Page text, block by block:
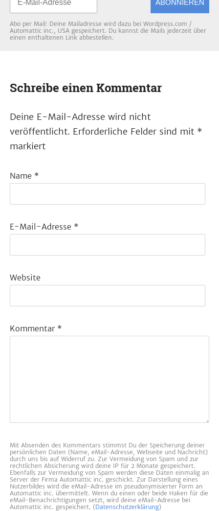
ABONNIEREN
Abo per Mail: Deine Mailadresse wird dazu bei Wordpress.com /
Automattic inc., USA gespeichert. Du kannst die Mails jederzeit über
einen enthaltenen Link abbestellen.
Schreibe einen Kommentar
Deine E-Mail-Adresse wird nicht
veröffentlicht. Erforderliche Felder sind mit *
markiert
Name *
E-Mail-Adresse *
Website
Kommentar *
Mit Absenden des Kommentars stimmst Du der Speicherung deiner
persönlichen Daten (Name, eMail-Adresse, Webseite und Nachricht)
durch uns bis auf Widerruf zu. Zur Vermeidung von Spam und zur
rechtlichen Absicherung wird deine IP für 2 Monate gespeichert.
Ebenfalls zur Vermeidung von Spam werden diese Daten einmalig an
Server der Firma Automattic inc. geschickt. Zur Darstellung eines
Nutzerbildes wird die eMail-Adresse im pseudonymisierter Form an
Automattic inc. übermittelt. Wenn du einen oder beide Haken für die
eMail-Benachrichtigungen setzt, wird deine eMail-Adresse bei
Automattic inc. gespeichert. (Datenschutzerklärung)